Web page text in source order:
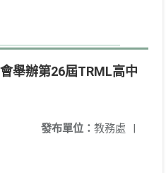
舉辦第26屆TRML高中
發布單位： 教務處 |